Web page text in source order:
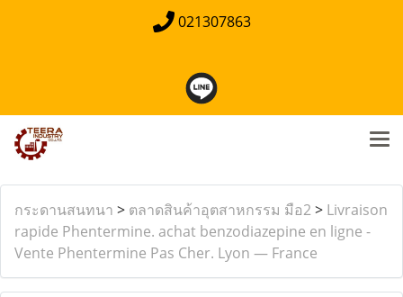
021307863
กระดานสนทนา > ตลาดสินค้าอุตสาหกรรม มือ2> Livraison
rapide Phentermine. achat benzodiazepine en ligne -
Vente Phentermine Pas Cher. Lyon — France